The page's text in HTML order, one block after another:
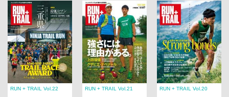
RUN + TRAIL Vol.22 RUN + TRAIL Vol.21 RUN + TRAIL Vol.20